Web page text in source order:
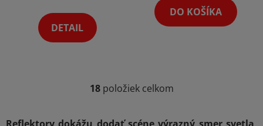
5
hviezdičiek.
DETAIL
DO KOŠÍKA
O
l
18položiek celkom
Reflektory dokážu dodať scéne výrazný smer svetla,